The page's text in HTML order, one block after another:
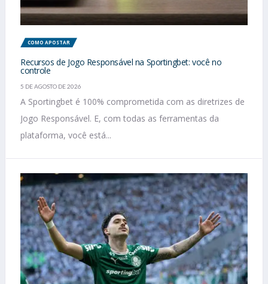
COMO APOSTAR
Recursos de Jogo Responsável na Sportingbet: você no
controle
5 DE AGOSTO DE 2026
A Sportingbet é 100% comprometida com as diretrizes de
Jogo Responsável. E, com todas as ferramentas da
plataforma, você está...